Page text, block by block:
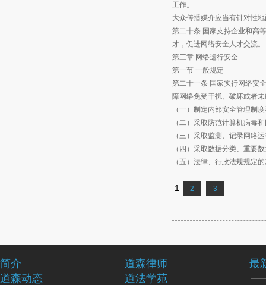
工作。
大众传播媒介应当有针对性
第二十条 国家支持企业和高
才，促进网络安全人才交流。
第三章 网络运行安全
第一节 一般规定
第二十一条 国家实行网络安
障网络免受干扰、破坏或者
（一）制定内部安全管理制
（二）采取防范计算机病毒
（三）采取监测、记录网络
（四）采取数据分类、重要
（五）法律、行政法规规定
1 2 3
简介
道森律师
道森动态
道法学苑
最